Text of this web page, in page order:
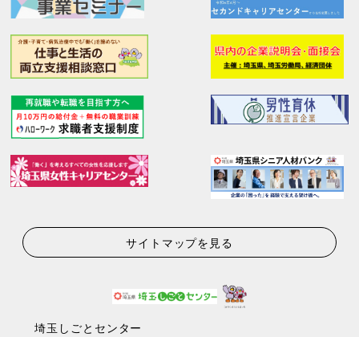
サイトマップを見る
埼玉しごとセンター